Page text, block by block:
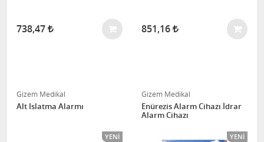
738,47 851,16
Gizem Medikal
Alt Islatma Alarmı
YENI
Gizem Medikal
Enürezis Alarm Cihazı İdrar
Alarm Cihazı
YENI